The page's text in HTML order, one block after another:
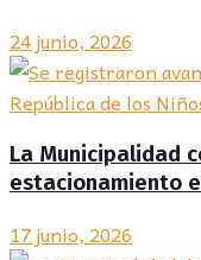
24 junio, 2026
La Municipalidad
estacionamiento
17 junio, 2026